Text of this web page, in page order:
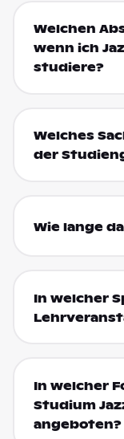
Welchen
wenn ich
studiere?
Welches
der
Wie lange
In welcher
In welcher
Studium
angeboten?